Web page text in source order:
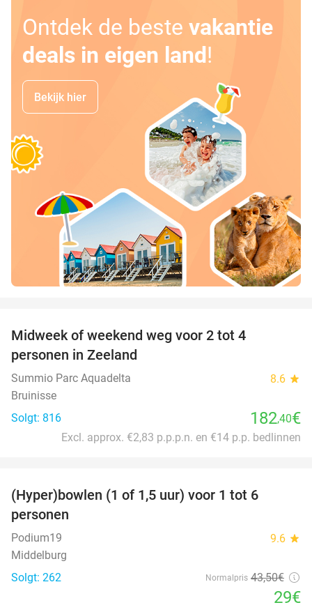
Ontdek de beste vakantie
deals in eigen land!
Bekijk hier
Midweek of weekend weg voor 2 tot 4
personen in Zeeland
Summio Parc Aquadelta 8.6 star
Bruinisse
Solgt: 816
182,40€
Excl. approx. €2,83 p.p.p.n. en €14 p.p. bedlinnen
(Hyper)bowlen (1 of 1,5 uur) voor 1 tot 6
personen
Podium19 9.6 star
Middelburg
Solgt: 262
Normalpris 43,50€
29€